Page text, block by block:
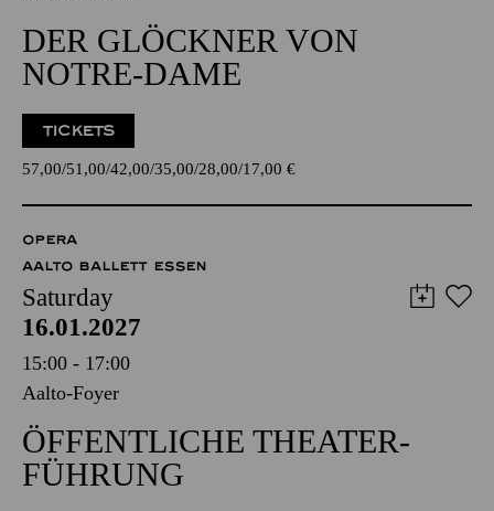
DER GLÖCKNER VON
NOTRE-DAME
TICKETS
57,00 51,00 42,00 35,00 28,00 17,00 €
OPERA
AALTO BALLETT ESSEN
Saturday
16.01.2027
15:00 - 17:00
Aalto-Foyer
ÖFFENTLICHE THEATER­
FÜHRUNG